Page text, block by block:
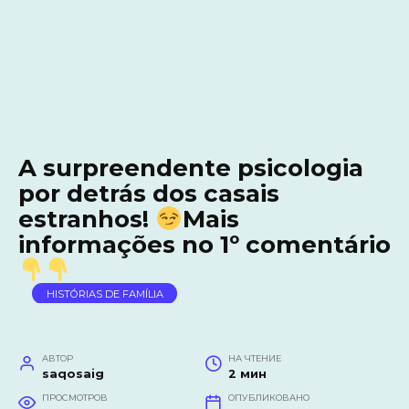
A surpreendente psicologia
por detrás dos casais
estranhos!
Mais
informações no 1º comentário
HISTÓRIAS DE FAMÍLIA
АВТОР
saqosaig
НА ЧТЕНИЕ
2 мин
ПРОСМОТРОВ ОПУБЛИКОВАНО